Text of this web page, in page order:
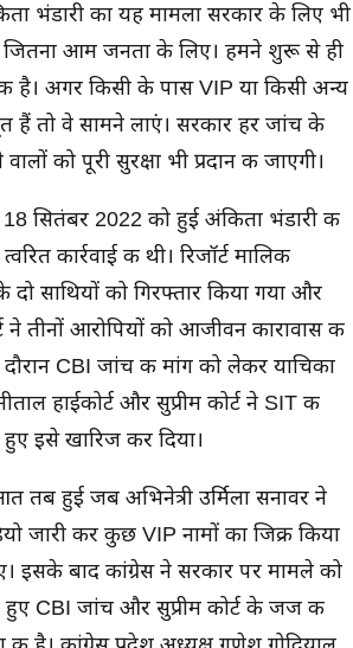
भंडारी का यह मामला सरकार के लिए भी
जितना आम जनता के लिए। हमने शुरू से ही
की है। अगर किसी के पास VIP या किसी अन्य
हैं तो वे सामने लाएं। सरकार हर जांच के
को पूरी सुरक्षा भी प्रदान की जाएगी।
18 सितंबर 2022 को हुई अंकिता भंडारी की
कार्रवाई की थी। रिजॉर्ट मालिक
साथियों को गिरफ्तार किया गया और
ने तीनों आरोपियों को आजीवन कारावास की
CBI जांच की मांग को लेकर याचिका
हाईकोर्ट और सुप्रीम कोर्ट ने SIT की
इसे खारिज कर दिया।
तब हुई जब अभिनेत्री उर्मिला सनावर ने
जारी कर कुछ VIP नामों का जिक्र किया
इसके बाद कांग्रेस ने सरकार पर मामले को
CBI जांच और सुप्रीम कोर्ट के जज की